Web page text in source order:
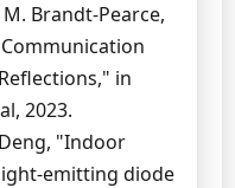
Brandt-Pearce,
in
2023.
"Indoor
emitting diode